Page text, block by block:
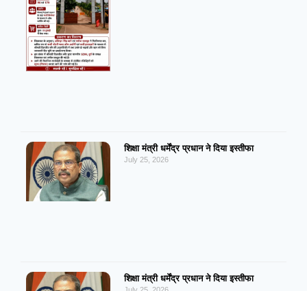
शिक्षा मंत्री धर्मेंद्र प्रधान ने दिया इस्तीफा
July 25, 2026
शिक्षा मंत्री धर्मेंद्र प्रधान ने दिया इस्तीफा